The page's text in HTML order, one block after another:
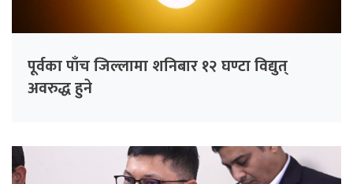
पूर्वका पाँच जिल्लामा शनिबार १२ घण्टा विद्युत्
अवरुद्ध हुने